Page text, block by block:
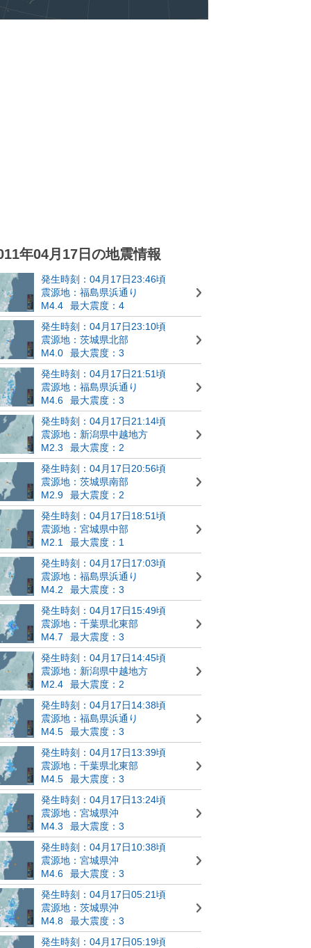
年04月17日の地震情報
発生時刻：04月17日23:46頃
震源地：福島県浜通り
M4.4
最大震度：4
発生時刻：04月17日23:10頃
震源地：茨城県北部
M4.0
最大震度：3
発生時刻：04月17日21:51頃
震源地：福島県浜通り
M4.6
最大震度：3
発生時刻：04月17日21:14頃
震源地：新潟県中越地方
M2.3
最大震度：2
発生時刻：04月17日20:56頃
震源地：茨城県南部
M2.9
最大震度：2
発生時刻：04月17日18:51頃
震源地：宮城県中部
M2.1
最大震度：1
発生時刻：04月17日17:03頃
震源地：福島県浜通り
M4.2
最大震度：3
発生時刻：04月17日15:49頃
震源地：千葉県北東部
M4.7
最大震度：3
発生時刻：04月17日14:45頃
震源地：新潟県中越地方
M2.4
最大震度：2
発生時刻：04月17日14:38頃
震源地：福島県浜通り
M4.5
最大震度：3
発生時刻：04月17日13:39頃
震源地：千葉県北東部
M4.5
最大震度：3
発生時刻：04月17日13:24頃
震源地：宮城県沖
M4.3
最大震度：3
発生時刻：04月17日10:38頃
震源地：宮城県沖
M4.6
最大震度：3
発生時刻：04月17日05:21頃
震源地：茨城県沖
M4.8
最大震度：3
発生時刻：04月17日05:19頃